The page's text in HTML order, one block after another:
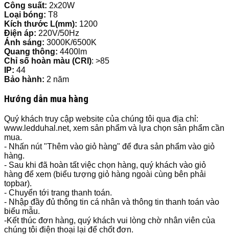
Công suất: 2x20W
Loại bóng: T8
Kích thước L(mm): 1200
Điện áp: 220V/50Hz
Ánh sáng: 3000K/6500K
Quang thông: 4400lm
Chỉ số hoàn màu (CRI): >85
IP: 44
Bảo hành: 2 năm
Hướng dẫn mua hàng
Quý khách truy cập website của chúng tôi qua địa chỉ:
www.ledduhal.net, xem sản phẩm và lựa chọn sản phẩm cần
mua.
- Nhấn nút "Thêm vào giỏ hàng" để đưa sản phẩm vào giỏ
hàng.
- Sau khi đã hoàn tất việc chọn hàng, quý khách vào giỏ
hàng để xem (biểu tượng giỏ hàng ngoài cùng bên phải
topbar).
- Chuyển tới trang thanh toán.
- Nhập đầy đủ thông tin cá nhân và thông tin thanh toán vào
biểu mẫu.
-Kết thúc đơn hàng, quý khách vui lòng chờ nhân viên của
chúng tôi điện thoại lại để chốt đơn.